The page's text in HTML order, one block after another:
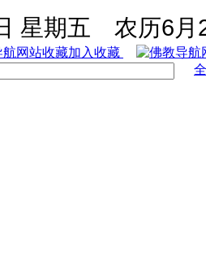
星期五 农历6月
加入收藏